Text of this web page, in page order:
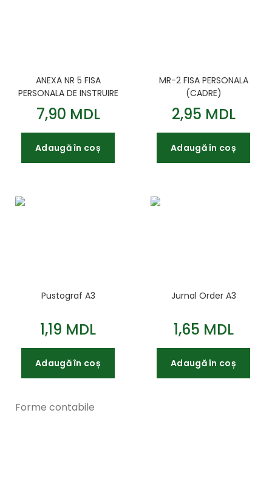
ANEXA NR 5 FISA
PERSONALA DE INSTRUIRE
7,90 MDL
Adaugă în coș
MR-2 FISA PERSONALA
(CADRE)
2,95 MDL
Adaugă în coș
Pustograf A3
1,19 MDL
Adaugă în coș
Jurnal Order A3
1,65 MDL
Adaugă în coș
Forme contabile